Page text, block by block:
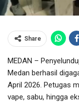
Share
MEDAN –
Medan berhasil
April 2026. Petugas
vape, sabu, hingga